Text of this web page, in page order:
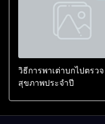
วิธีการพาเต่าบกไปตรวจ
สุขภาพประจำปี